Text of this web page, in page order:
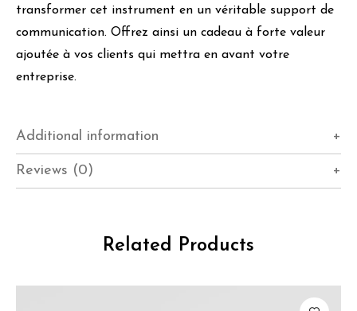
transformer cet instrument en un véritable support de
communication. Offrez ainsi un cadeau à forte valeur
ajoutée à vos clients qui mettra en avant votre
entreprise.
Additional information
Reviews (0)
Related Products